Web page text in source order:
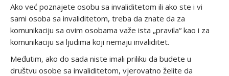
Ako već poznajete osobu sa invaliditetom ili ako ste i vi
sami osoba sa invaliditetom, treba da znate da za
komunikaciju sa ovim osobama važe ista „pravila“ kao i za
komunikaciju sa ljudima koji nemaju invaliditet.
Međutim, ako do sada niste imali priliku da budete u
društvu osobe sa invaliditetom, vjerovatno želite da